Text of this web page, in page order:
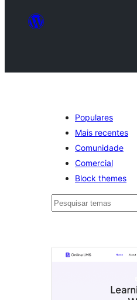
Populares
Mais recentes
Comunidade
Comercial
Block themes
Pesquisar
Block